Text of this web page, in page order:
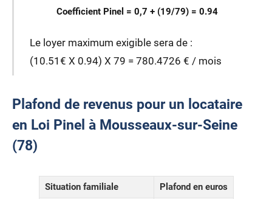
Coefficient Pinel = 0,7 + (19/79) = 0.94
Le loyer maximum exigible sera de :
(10.51€ X 0.94) X 79 = 780.4726 € / mois
Plafond de revenus pour un locataire
en Loi Pinel à Mousseaux-sur-Seine
(78)
Situation familiale
Plafond en euros